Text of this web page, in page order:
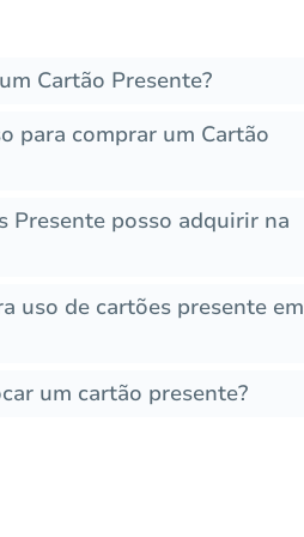
Cartão Presente?
para comprar um Cartão
Presente posso adquirir na
uso de cartões presente em
um cartão presente?